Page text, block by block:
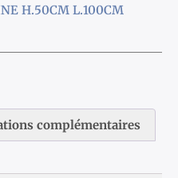
H.50CM L.100CM
complémentaires